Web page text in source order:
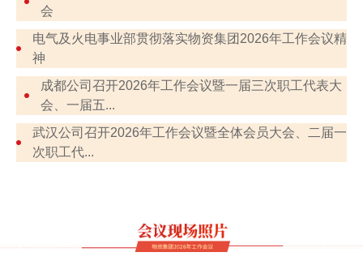
会
电气及火电事业部贯彻落实物资集团2026年工作会议精
神
成都公司召开2026年工作会议暨一届三次职工代表大
会、一届五...
武汉公司召开2026年工作会议暨全体会员大会、二届一
次职工代...